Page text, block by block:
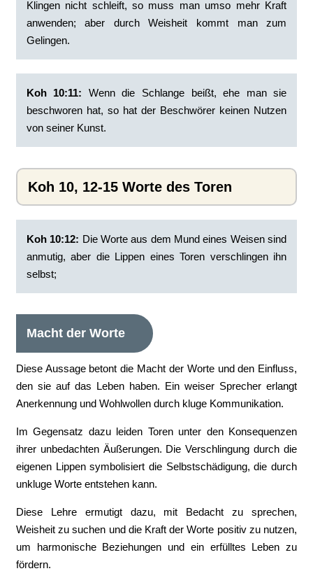
Klingen nicht schleift, so muss man umso mehr Kraft
anwenden; aber durch Weisheit kommt man zum
Gelingen.
Koh 10:11: ‭Wenn die Schlange beißt, ehe man sie
beschworen hat, so hat der Beschwörer keinen Nutzen
von seiner Kunst.
Koh 10, 12-15 Worte des Toren
Koh 10:12: ‭Die Worte aus dem Mund eines Weisen sind
anmutig, aber die Lippen eines Toren verschlingen ihn
selbst;
Macht der Worte
Diese Aussage betont die Macht der Worte und den Einfluss,
den sie auf das Leben haben. Ein weiser Sprecher erlangt
Anerkennung und Wohlwollen durch kluge Kommunikation.
Im Gegensatz dazu leiden Toren unter den Konsequenzen
ihrer unbedachten Äußerungen. Die Verschlingung durch die
eigenen Lippen symbolisiert die Selbstschädigung, die durch
unkluge Worte entstehen kann.
Diese Lehre ermutigt dazu, mit Bedacht zu sprechen,
Weisheit zu suchen und die Kraft der Worte positiv zu nutzen,
um harmonische Beziehungen und ein erfülltes Leben zu
fördern.